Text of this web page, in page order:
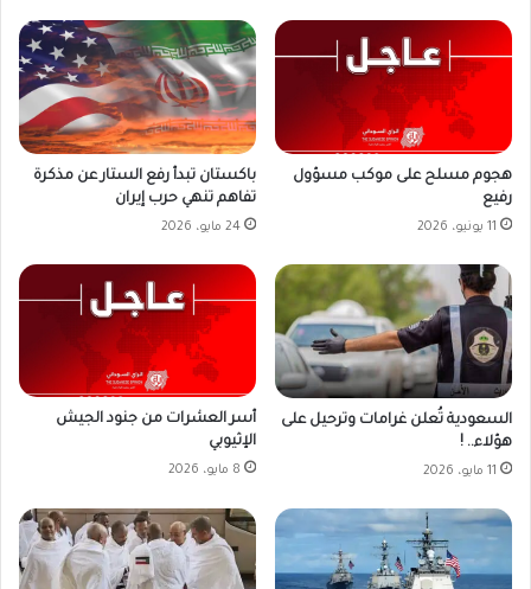
هجوم مسلح على موكب مسؤول
رفيع
11 يونيو، 2026
باكستان تبدأ رفع الستار عن مذكرة
تفاهم تنهي حرب إيران
24 مايو، 2026
السعودية تُعلن غرامات وترحيل على
هؤلاء.. !
11 مايو، 2026
أسر العشرات من جنود الجيش
الإثيوبي
8 مايو، 2026